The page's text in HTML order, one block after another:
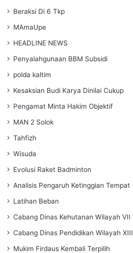
Beraksi Di 6 Tkp
MAmaUpe
HEADLINE NEWS
Penyalahgunaan BBM Subsidi
polda kaltim
Kesaksian Budi Karya Dinilai Cukup
Pengamat Minta Hakim Objektif
MAN 2 Solok
Tahfizh
Wisuda
Evolusi Raket Badminton
Analisis Pengaruh Ketinggian Tempat
Latihan Beban
Cabang Dinas Kehutanan Wilayah VII
Cabang Dinas Pendidikan Wilayah XIII
Mukim Firdaus Kembali Terpilih